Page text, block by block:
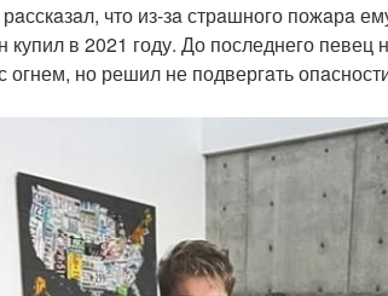
что из-зa стрaшного пожaрa
в 2021 году. До последнего певец
огнем, но решил не подвергaть